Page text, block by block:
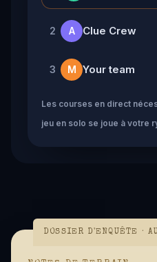
2 A Clue Crew
3 M Your team
Les courses en direct
jeu en solo se joue à votre
DOSSIER D'ENQUÊTE ·